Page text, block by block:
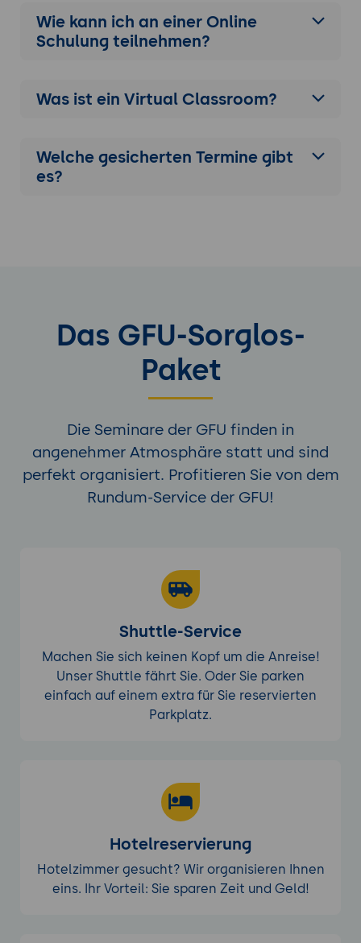
Wie kann ich an einer Online
Schulung teilnehmen?
Was ist ein Virtual Classroom?
Welche gesicherten Termine gibt
es?
Das GFU-Sorglos-
Paket
Die Seminare der GFU finden in
angenehmer Atmosphäre statt und sind
perfekt organisiert. Profitieren Sie von dem
Rundum-Service der GFU!
Shuttle-Service
Machen Sie sich keinen Kopf um die Anreise!
Unser Shuttle fährt Sie. Oder Sie parken
einfach auf einem extra für Sie reservierten
Parkplatz.
Hotelreservierung
Hotelzimmer gesucht? Wir organisieren Ihnen
eins. Ihr Vorteil: Sie sparen Zeit und Geld!